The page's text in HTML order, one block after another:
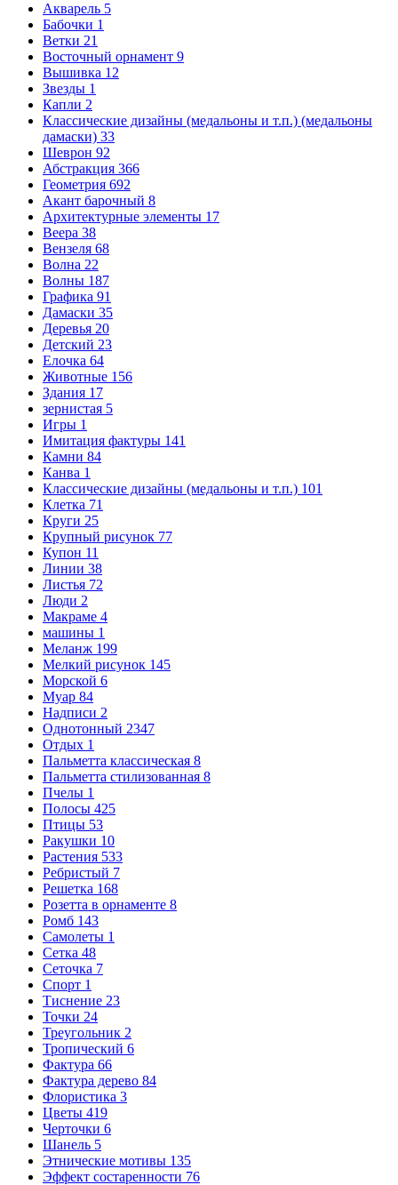
Акварель 5
Бабочки 1
Ветки 21
Восточный орнамент 9
Вышивка 12
Звезды 1
Капли 2
Классические дизайны (медальоны и т.п.) (медальоны
дамаски) 33
Шеврон 92
Абстракция 366
Геометрия 692
Акант барочный 8
Архитектурные элементы 17
Веера 38
Вензеля 68
Волна 22
Волны 187
Графика 91
Дамаски 35
Деревья 20
Детский 23
Елочка 64
Животные 156
Здания 17
зернистая 5
Игры 1
Имитация фактуры 141
Камни 84
Канва 1
Классические дизайны (медальоны и т.п.) 101
Клетка 71
Круги 25
Крупный рисунок 77
Купон 11
Линии 38
Листья 72
Люди 2
Макраме 4
машины 1
Меланж 199
Мелкий рисунок 145
Морской 6
Муар 84
Надписи 2
Однотонный 2347
Отдых 1
Пальметта классическая 8
Пальметта стилизованная 8
Пчелы 1
Полосы 425
Птицы 53
Ракушки 10
Растения 533
Ребристый 7
Решетка 168
Розетта в орнаменте 8
Ромб 143
Самолеты 1
Сетка 48
Сеточка 7
Спорт 1
Тиснение 23
Точки 24
Треугольник 2
Тропический 6
Фактура 66
Фактура дерево 84
Флористика 3
Цветы 419
Черточки 6
Шанель 5
Этнические мотивы 135
Эффект состаренности 76